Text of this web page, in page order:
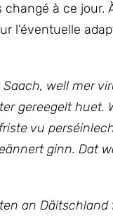
à ce jour.
l'éventuelle
well mer
gereegelt huet.
vu
ginn. Dat
an